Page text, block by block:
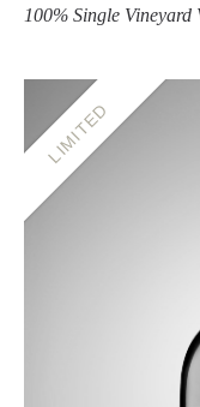
100% Single Vineyard
LIMITED